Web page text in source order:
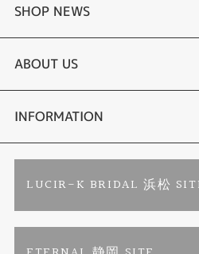
あこや真珠
黒蝶真珠
時計
色石
ジュエリーリフォーム
SHOP NEWS
個性溢れる色石の魅力
YouTube ルシルケイチャンネル
ブライダルリングサイト
ブランドリスト
ABOUT US
店舗情報・会社概要
お客様の声
INFORMATION
LUCIR-K BRIDAL 浜松